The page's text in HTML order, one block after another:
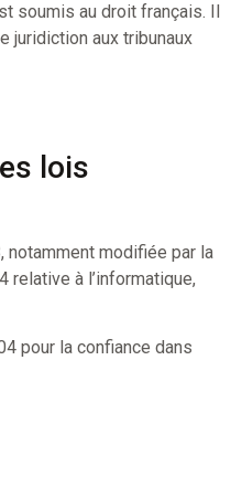
soumis au droit français. Il
juridiction aux tribunaux
lois
notamment modifiée par la
relative à l’informatique,
pour la confiance dans